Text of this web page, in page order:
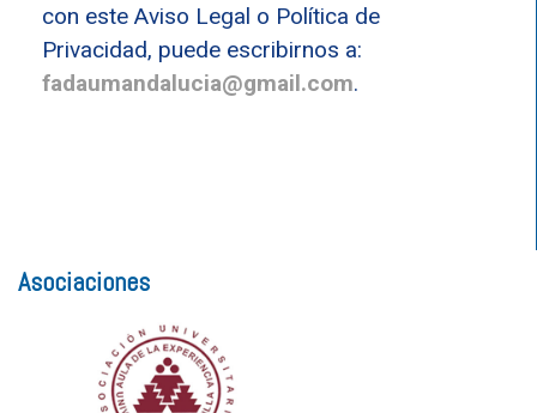
con este Aviso Legal o Política de
Privacidad, puede escribirnos a:
fadaumandalucia@gmail.com.
Asociaciones